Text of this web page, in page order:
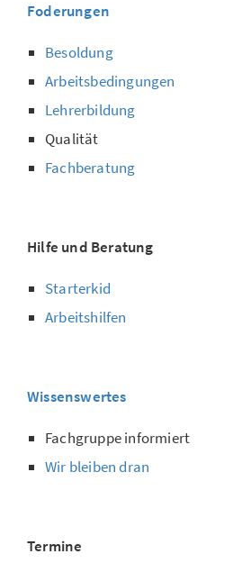
Foderungen
Besoldung
Arbeitsbedingungen
Lehrerbildung
Qualität
Fachberatung
Hilfe und Beratung
Starterkid
Arbeitshilfen
Wissenswertes
Fachgruppe informiert
Wir bleiben dran
Termine